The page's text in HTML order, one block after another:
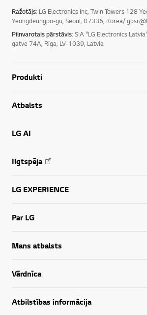
Ražotājs: LG Electronics Inc, Twin Towers 128
Yeongdeungpo-gu, Seoul, 07336, Korea/
Pilnvarotais pārstāvis: SIA "LG Electronics
gatve 74A, Rīga, LV-1039, Latvia
Produkti
Atbalsts
LG AI
Ilgtspēja
LG EXPERIENCE
Par LG
Mans atbalsts
Vārdnīca
Atbilstības informācija